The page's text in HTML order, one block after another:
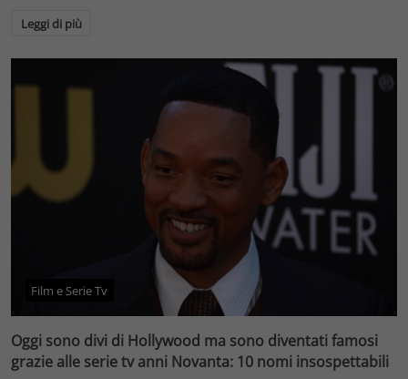
Leggi di più
Film e Serie Tv
Oggi sono divi di Hollywood ma sono diventati famosi
grazie alle serie tv anni Novanta: 10 nomi insospettabili